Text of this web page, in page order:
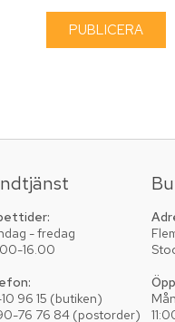
- fredag
16.00
96 15 (butiken)
76 76 84 (postorder)